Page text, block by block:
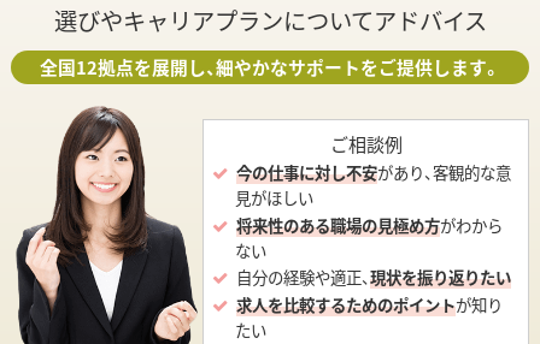
選びやキャリアプランについてアドバイス
全国12拠点を展開し、細やかなサポートをご提供します。
ご相談例
今の仕事に対し不安があり、客観的な意
見がほしい
将来性のある職場の見極め方がわから
ない
自分の経験や適正、現状を振り返りたい
求人を比較するためのポイントが知り
たい